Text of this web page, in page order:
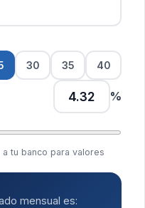
30 35 40
%
tu banco para valores
mensual es: